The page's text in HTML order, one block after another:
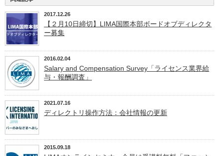
2017.12.26
【２月10日締切】LIMA国際本部ボードオブディレクタ
ー募集
2016.02.04
Salary and Compensation Survey「ライセンス業界給
与・報酬調査」
2021.07.16
ディレクトリ操作方法：会社情報の更新
2015.09.18